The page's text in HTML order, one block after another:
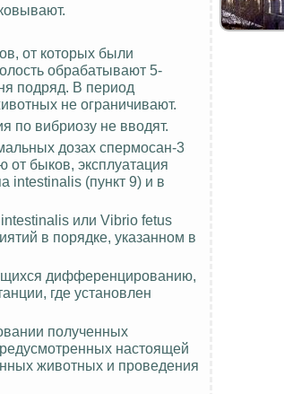
от которых были
обрабатывают 5-
подряд. В период
не ограничивают.
по вибриозу не вводят.
дозах спермосан-3
быков, эксплуатация
intestinalis (пункт 9) и в
или Vibrio fetus
в порядке, указанном в
дифференцированию,
где установлен
полученных
настоящей
животных и проведения